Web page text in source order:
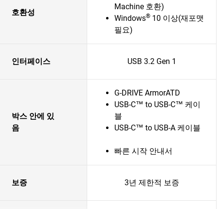
호환성
Machine 호환)
Windows® 10 이상(재포맷
필요)
인터페이스 USB 3.2 Gen 1
박스 안에 있
음
G-DRIVE ArmorATD
USB-C™ to USB-C™ 케이
블
USB-C™ to USB-A 케이블
빠른 시작 안내서
보증 3년 제한적 보증